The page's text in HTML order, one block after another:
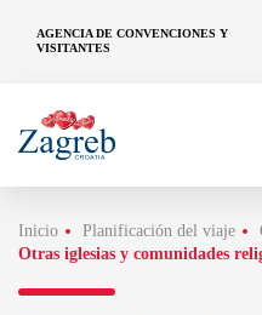
AGENCIA DE CONVENCIONES Y
VISITANTES
Inicio Planificación del viaje
Otras iglesias y comunidades